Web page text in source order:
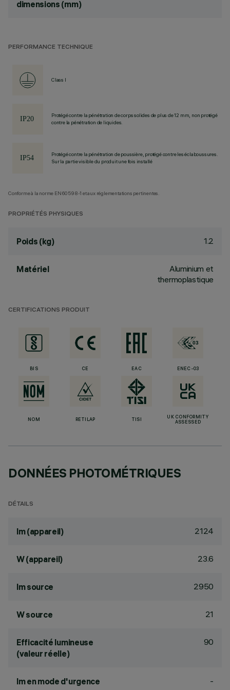
dimensions (mm)
PERFORMANCE TECHNIQUE
Class I
Protégé contre la pénétration de corps solides de plus de 12 mm, non protégé
contre la pénétration de liquides.
Protégé contre la pénétration de poussière, protégé contre les éclaboussures.
Sur la partie visible du produit une fois installé
Conforme à la norme EN60598-1 et aux réglementations pertinentes.
PROPRIÉTÉS PHYSIQUES
Poids (kg) 1.2
Matériel
Aluminium et
thermoplastique
CERTIFICATIONS PRODUIT
BIS CE EAC ENEC-03
NOM RETILAP TISI
UK CONFORMITY
ASSESSED
DONNÉES PHOTOMÉTRIQUES
DÉTAILS
lm (appareil) 2124
W (appareil) 23.6
lm source 2950
W source 21
Efficacité lumineuse
(valeur réelle)
90
lm en mode d'urgence -